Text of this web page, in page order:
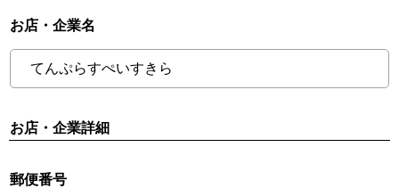
お店・企業名
お店・企業詳細
郵便番号